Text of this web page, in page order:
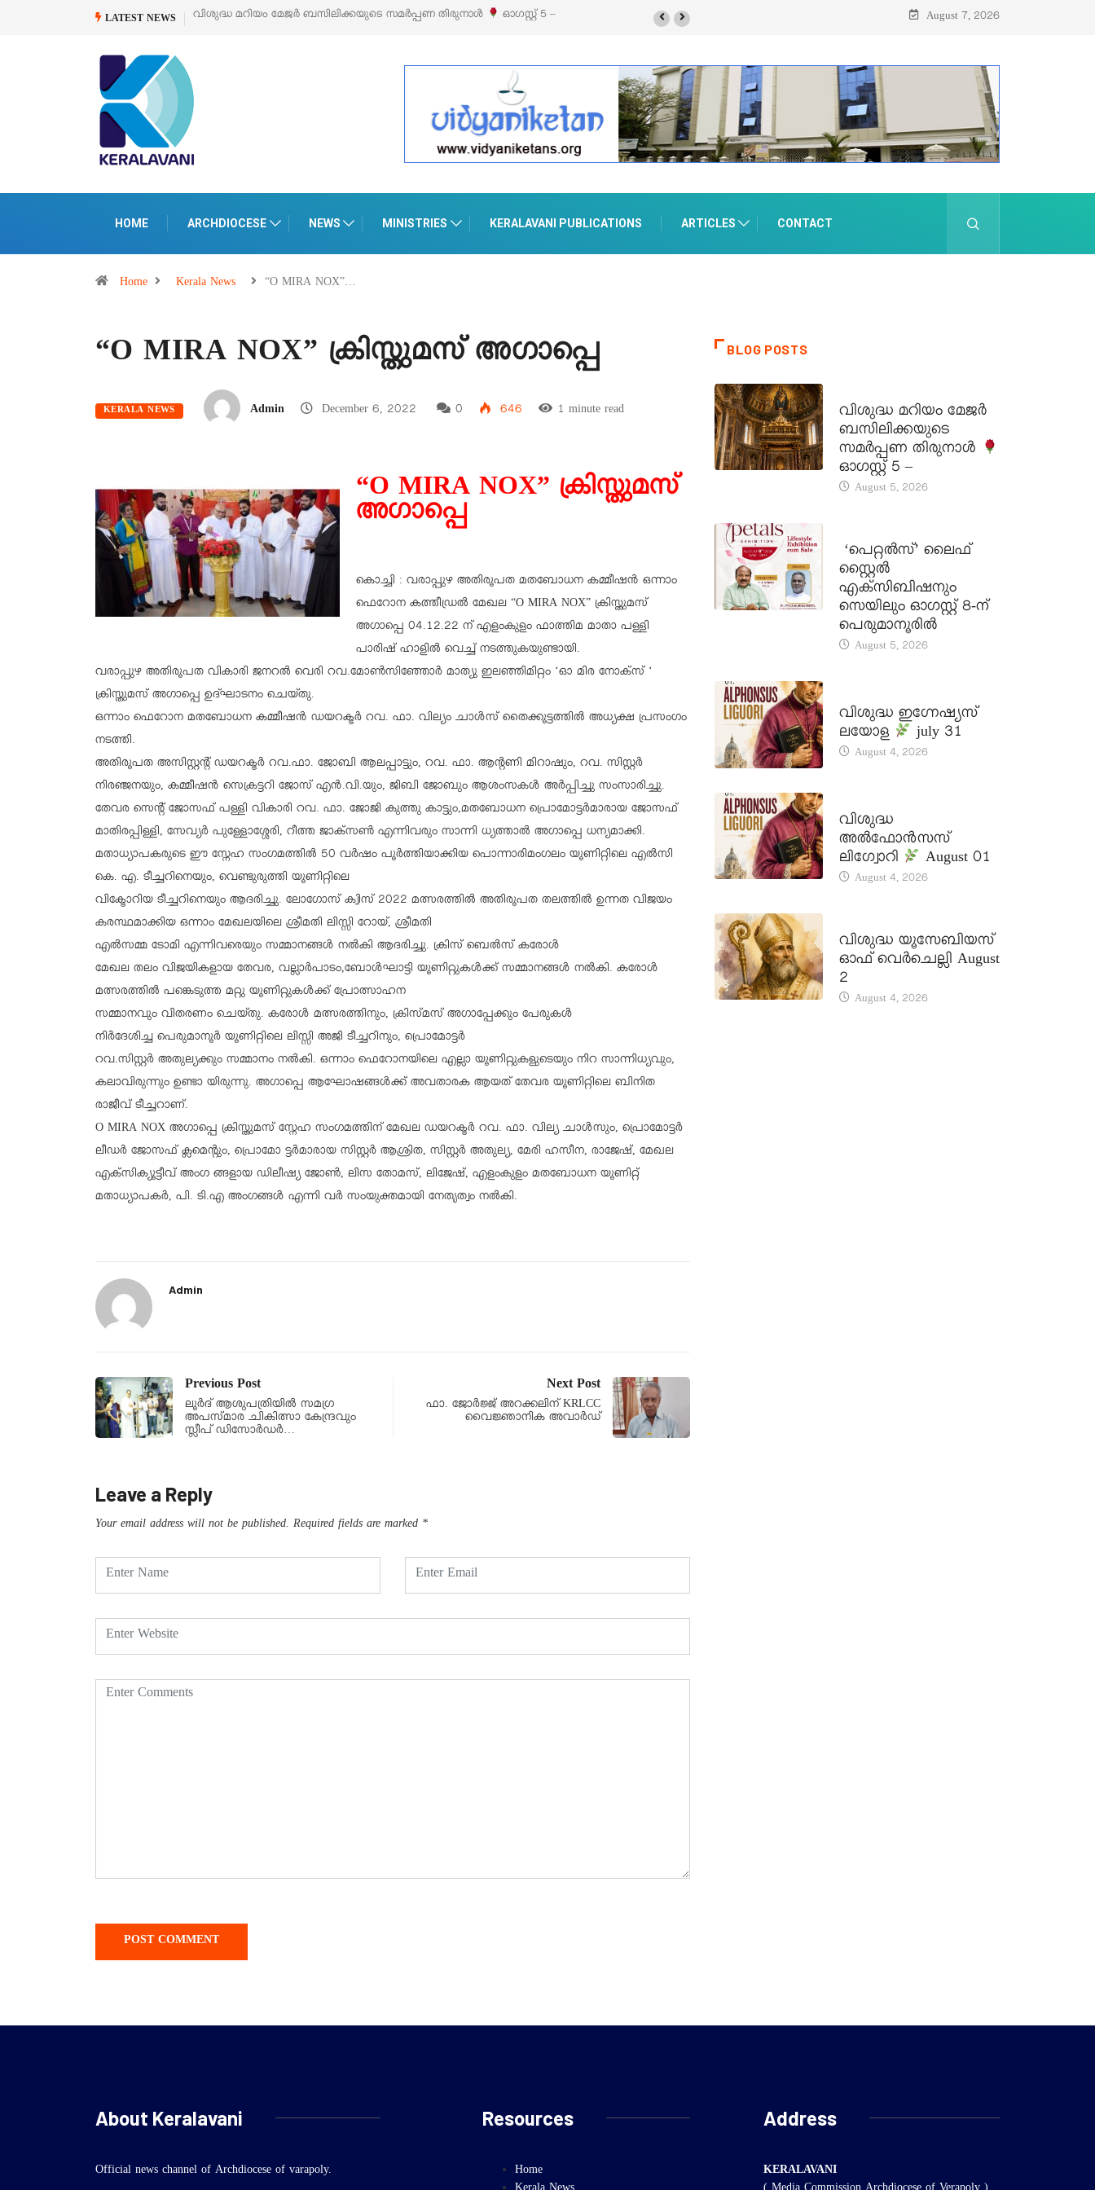
LATEST NEWS വിശുദ്ധ മറിയം മേജർ ബസിലിക്കയുടെ സമർപ്പണ തിരുനാൾ ഓഗസ്റ്റ് 5 –‘പെറ്റൽസ്’ ലൈഫ് സ്റ്റൈൽ എക്സിബിഷനും സെയിലും ഓഗസ്റ്റ് 8-ന്
August 7, 2026
HOME ARCHDIOCESE NEWS MINISTRIES KERALAVANI PUBLICATIONS ARTICLES CONTACT
Home Kerala News “O MIRA NOX”…
“O MIRA NOX” ക്രിസ്തുമസ് അഗാപ്പെ
KERALA NEWS Admin December 6, 2022 0 646 1 minute read
“O MIRA NOX” ക്രിസ്തുമസ്
അഗാപ്പെ
കൊച്ചി : വരാപ്പുഴ അതിരൂപത മതബോധന കമ്മീഷൻ ഒന്നാം
ഫെറോന കത്തീഡ്രൽ മേഖല “O MIRA NOX” ക്രിസ്തുമസ്
അഗാപ്പെ 04.12.22 ന് എളംകുളം ഫാത്തിമ മാതാ പള്ളി
പാരിഷ് ഹാളിൽ വെച്ച് നടത്തുകയുണ്ടായി.
വരാപ്പുഴ അതിരൂപത വികാരി ജനറൽ വെരി റവ.മോൺസിഞ്ഞോർ മാത്യു ഇലഞ്ഞിമിറ്റം ‘ഓ മിര നോക്സ് ‘
ക്രിസ്തുമസ് അഗാപ്പെ ഉദ്ഘാടനം ചെയ്തു.
ഒന്നാം ഫെറോന മതബോധന കമ്മീഷൻ ഡയറക്ടർ റവ. ഫാ. വില്യം ചാൾസ് തൈക്കൂട്ടത്തിൽ അധ്യക്ഷ പ്രസംഗം
നടത്തി.
അതിരൂപത അസിസ്റ്റന്റ് ഡയറക്ടർ റവ.ഫാ. ജോബി ആലപ്പാട്ടും, റവ. ഫാ. ആന്റണി മിറാഷും, റവ. സിസ്റ്റർ
നിരഞ്ജനയും, കമ്മീഷൻ സെക്രട്ടറി ജോസ് എൻ.വി.യും, ജിബി ജോബും ആശംസകൾ അർപ്പിച്ചു സംസാരിച്ചു.
തേവര സെന്റ് ജോസഫ് പള്ളി വികാരി റവ. ഫാ. ജോജി കുത്തു കാട്ടും,മതബോധന പ്രൊമോട്ടർമാരായ ജോസഫ്
മാതിരപ്പിള്ളി, സേവ്യർ പുള്ളോശ്ശേരി, റീത്ത ജാക്സൺ എന്നിവരും സാന്നി ധ്യത്താൽ അഗാപ്പെ ധന്യമാക്കി.
മതാധ്യാപകരുടെ ഈ സ്നേഹ സംഗമത്തിൽ 50 വർഷം പൂർത്തിയാക്കിയ പൊന്നാരിമംഗലം യൂണിറ്റിലെ എൽസി
കെ. എ. ടീച്ചറിനെയും, വെണ്ടുരുത്തി യൂണിറ്റിലെ
വിക്ടോറിയ ടീച്ചറിനെയും ആദരിച്ചു. ലോഗോസ് ക്വിസ് 2022 മത്സരത്തിൽ അതിരൂപത തലത്തിൽ ഉന്നത വിജയം
കരസ്ഥമാക്കിയ ഒന്നാം മേഖലയിലെ ശ്രീമതി ലിസ്സി റോയ്, ശ്രീമതി
എൽസമ്മ ടോമി എന്നിവരെയും സമ്മാനങ്ങൾ നൽകി ആദരിച്ചു. ക്രിസ് ബെൽസ് കരോൾ
മേഖല തലം വിജയികളായ തേവര, വല്ലാർപാടം,ബോൾഘാട്ടി യൂണിറ്റുകൾക്ക് സമ്മാനങ്ങൾ നൽകി. കരോൾ
മത്സരത്തിൽ പങ്കെടുത്ത മറ്റു യൂണിറ്റുകൾക്ക് പ്രോത്സാഹന
സമ്മാനവും വിതരണം ചെയ്തു. കരോൾ മത്സരത്തിനും, ക്രിസ്മസ് അഗാപ്പേക്കും പേരുകൾ
നിർദേശിച്ച പെരുമാനൂർ യൂണിറ്റിലെ ലിസ്സി അജി ടീച്ചറിനും, പ്രൊമോട്ടർ
റവ.സിസ്റ്റർ അതുല്യക്കും സമ്മാനം നൽകി. ഒന്നാം ഫെറോനയിലെ എല്ലാ യൂണിറ്റുകളുടെയും നിറ സാന്നിധ്യവും,
കലാവിരുന്നും ഉണ്ടാ യിരുന്നു. അഗാപ്പെ ആഘോഷങ്ങൾക്ക് അവതാരക ആയത് തേവര യൂണിറ്റിലെ ബിനിത
രാജീവ്‌ ടീച്ചറാണ്.
O MIRA NOX അഗാപ്പെ ക്രിസ്തുമസ് സ്നേഹ സംഗമത്തിന് മേഖല ഡയറക്ടർ റവ. ഫാ. വില്യ ചാൾസും, പ്രൊമോട്ടർ
ലീഡർ ജോസഫ് ക്ലമെന്റും, പ്രൊമോ ട്ടർമാരായ സിസ്റ്റർ ആശ്രിത, സിസ്റ്റർ അതുല്യ, മേരി ഹസീന, രാജേഷ്, മേഖല
എക്സിക്യൂട്ടീവ് അംഗ ങ്ങളായ ഡിലീഷ്യ ജോൺ, ലിസ തോമസ്, ലിജേഷ്, എളംകുളം മതബോധന യൂണിറ്റ്
മതാധ്യാപകർ, പി. ടി.എ അംഗങ്ങൾ എന്നി വർ സംയുക്തമായി നേതൃത്വം നൽകി.
Admin
Previous Post
ലൂർദ് ആശുപത്രിയിൽ സമഗ്ര
അപസ്മാര ചികിത്സാ കേന്ദ്രവും
സ്ലീപ് ഡിസോർഡർ…
Next Post
ഫാ. ജോർജ്ജ് അറക്കലിന് KRLCC
വൈജ്ഞാനിക അവാർഡ്
Leave a Reply
Your email address will not be published. Required fields are marked *
BLOG POSTS
വിശുദ്ധ മറിയം മേജർ
ബസിലിക്കയുടെ
സമർപ്പണ തിരുനാൾ
ഓഗസ്റ്റ് 5 –
August 5, 2026
‘പെറ്റൽസ്’ ലൈഫ്
സ്റ്റൈൽ
എക്സിബിഷനും
സെയിലും ഓഗസ്റ്റ് 8-ന്
പെരുമാനൂരിൽ
August 5, 2026
വിശുദ്ധ ഇഗ്നേഷ്യസ്
ലയോള
july 31
August 4, 2026
വിശുദ്ധ
അൽഫോൻസസ്
ലിഗ്വോറി
August 01
August 4, 2026
വിശുദ്ധ യൂസേബിയസ്
ഓഫ് വെർചെല്ലി August
2
August 4, 2026
About Keralavani
Official news channel of Archdiocese of varapoly.
Resources
Home
Address
KERALAVANI